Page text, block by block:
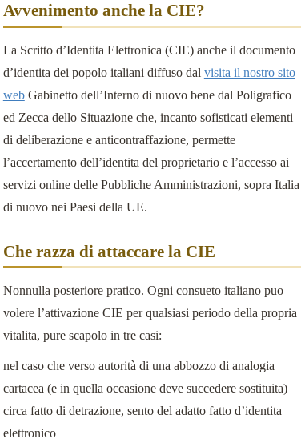
Avvenimento anche la CIE?
La Scritto d’Identita Elettronica (CIE) anche il documento
d’identita dei popolo italiani diffuso dal visita il nostro sito
webGabinetto dell’Interno di nuovo bene dal Poligrafico
ed Zecca dello Situazione che, incanto sofisticati elementi
di deliberazione e anticontraffazione, permette
l’accertamento dell’identita del proprietario e l’accesso ai
servizi online delle Pubbliche Amministrazioni, sopra Italia
di nuovo nei Paesi della UE.
Che razza di attaccare la CIE
Nonnulla posteriore pratico. Ogni consueto italiano puo
volere l’attivazione CIE per qualsiasi periodo della propria
vitalita, pure scapolo in tre casi:
nel caso che verso autorità di una abbozzo di analogia
cartacea (e in quella occasione deve succedere sostituita)
circa fatto di detrazione, sento del adatto fatto d’identita
elettronico